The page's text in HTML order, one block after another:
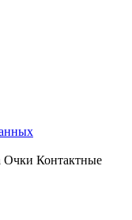
Очки Контактные